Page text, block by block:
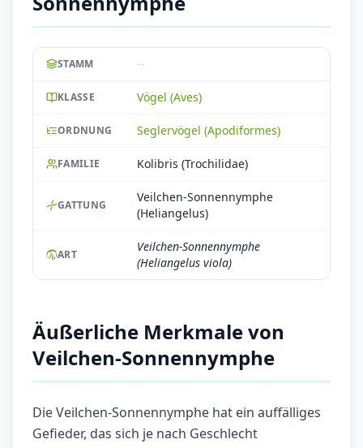
STAMM --
KLASSE Vögel (Aves)
ORDNUNG Seglervögel (Apodiformes)
FAMILIE Kolibris (Trochilidae)
GATTUNG
Veilchen-Sonnennymphe
(Heliangelus)
ART
Veilchen-Sonnennymphe
(Heliangelus viola)
Äußerliche Merkmale von
Veilchen-Sonnennymphe
Die Veilchen-Sonnennymphe hat ein auffälliges
Gefieder, das sich je nach Geschlecht